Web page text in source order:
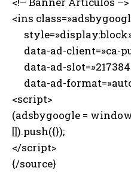
<ins
data-ad-client=»ca-
data-ad-
data-ad-
<script>
(adsbygoogle =
[]).push({});
</script>
{/source}